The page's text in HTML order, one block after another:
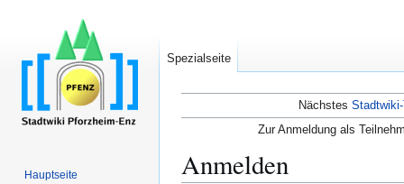
Nächstes
Zur Anmeldung als
Anmelden
Spezialseite
Hauptseite